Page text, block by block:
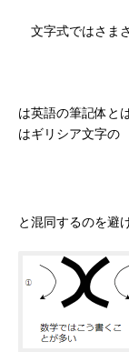
文字式ではさま
は英語の筆記体と
はギリシア文字の
と混同するのを避